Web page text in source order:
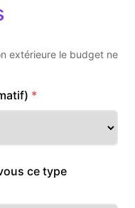
extérieure le budget ne
ce type